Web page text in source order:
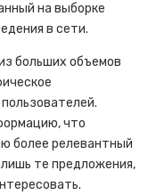
на выборке
в сети.
больших объемов
что
более релевантный
те предложения,